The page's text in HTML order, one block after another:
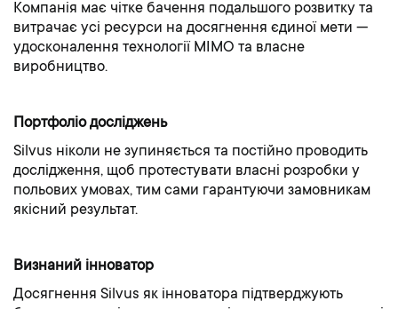
Компанія має чітке бачення подальшого розвитку та
витрачає усі ресурси на досягнення єдиної мети —
удосконалення технології MIMO та власне
виробництво.
Портфоліо досліджень
Silvus ніколи не зупиняється та постійно проводить
дослідження, щоб протестувати власні розробки у
польових умовах, тим сами гарантуючи замовникам
якісний результат.
Визнаний інноватор
Досягнення Silvus як інноватора підтверджують